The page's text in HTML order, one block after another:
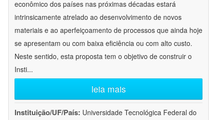
econômico dos países nas próximas décadas estará
intrinsicamente atrelado ao desenvolvimento de novos
materiais e ao aperfeiçoamento de processos que ainda hoje
se apresentam ou com baixa eficiência ou com alto custo.
Neste sentido, esta proposta tem o objetivo de construir o
Insti...
leia mais
Instituição/UF/País: Universidade Tecnológica Federal do